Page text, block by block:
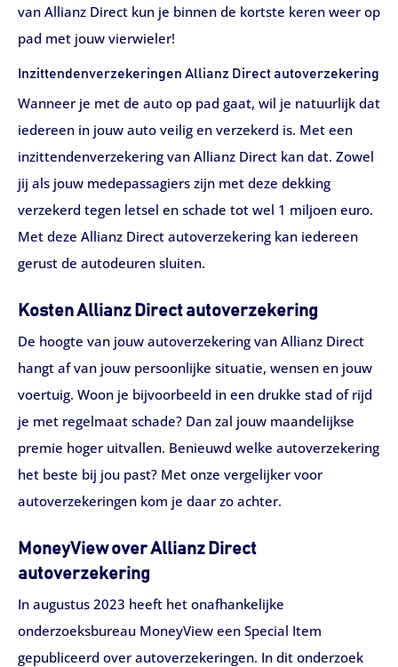
van Allianz Direct kun je binnen de kortste keren weer op
pad met jouw vierwieler!
Inzittendenverzekeringen Allianz Direct autoverzekering
Wanneer je met de auto op pad gaat, wil je natuurlijk dat
iedereen in jouw auto veilig en verzekerd is. Met een
inzittendenverzekering van Allianz Direct kan dat. Zowel
jij als jouw medepassagiers zijn met deze dekking
verzekerd tegen letsel en schade tot wel 1 miljoen euro.
Met deze Allianz Direct autoverzekering kan iedereen
gerust de autodeuren sluiten.
Kosten Allianz Direct autoverzekering
De hoogte van jouw autoverzekering van Allianz Direct
hangt af van jouw persoonlijke situatie, wensen en jouw
voertuig. Woon je bijvoorbeeld in een drukke stad of rijd
je met regelmaat schade? Dan zal jouw maandelijkse
premie hoger uitvallen. Benieuwd welke autoverzekering
het beste bij jou past? Met onze vergelijker voor
autoverzekeringen kom je daar zo achter.
MoneyView over Allianz Direct
autoverzekering
In augustus 2023 heeft het onafhankelijke
onderzoeksbureau MoneyView een Special Item
gepubliceerd over autoverzekeringen. In dit onderzoek